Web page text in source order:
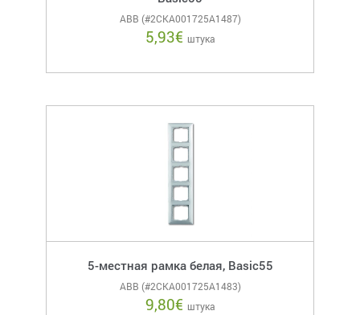
ABB (#2CKA001725A1487)
5,93€ штука
5-местная рамка белая, Basic55
ABB (#2CKA001725A1483)
9,80€ штука